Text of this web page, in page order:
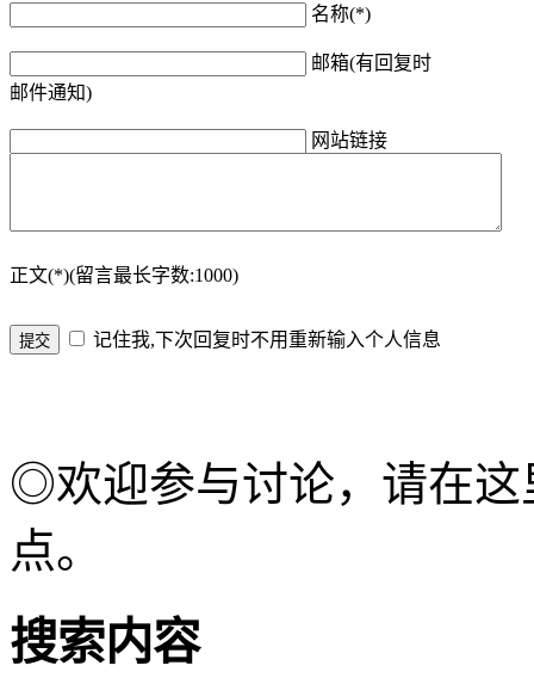
名称(*)
邮箱(有回复时
邮件通知)
网站链接
正文(*)(留言最长字数:1000)
记住我,下次回复时不用重新输入个人信息
◎欢迎参与讨论，请在这
点。
搜索内容